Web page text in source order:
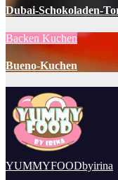
Dubai-Schokoladen-
Backen Kuchen
Bueno-Kuchen
YUMMYFOODbyirina